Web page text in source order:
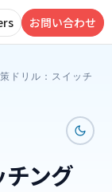
お問い合わせ
ドリル：スイッチ
チング